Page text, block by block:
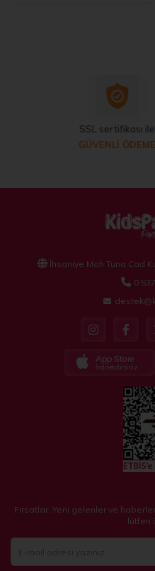
SSL sertifikası ile
GÜVENLİ ÖDEME
İhsaniye Mah Tuna Cad
0
App Store
İndirebilirsiniz
Fırsatlar, Yeni gelenler ve
lütfen